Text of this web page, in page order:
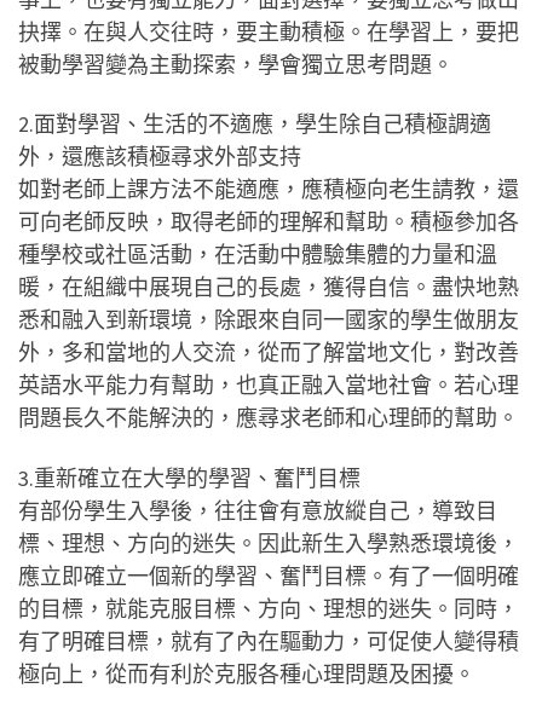
抉擇。在與人交往時，要主動積極。在學習上，要把
被動學習變為主動探索，學會獨立思考問題。
2.面對學習、生活的不適應，學生除自己積極調適
外，還應該積極尋求外部支持
如對老師上課方法不能適應，應積極向老生請教，還
可向老師反映，取得老師的理解和幫助。積極參加各
種學校或社區活動，在活動中體驗集體的力量和溫
暖，在組織中展現自己的長處，獲得自信。盡快地熟
悉和融入到新環境，除跟來自同一國家的學生做朋友
外，多和當地的人交流，從而了解當地文化，對改善
英語水平能力有幫助，也真正融入當地社會。若心理
問題長久不能解決的，應尋求老師和心理師的幫助。
3.重新確立在大學的學習、奮鬥目標
有部份學生入學後，往往會有意放縱自己，導致目
標、理想、方向的迷失。因此新生入學熟悉環境後，
應立即確立一個新的學習、奮鬥目標。有了一個明確
的目標，就能克服目標、方向、理想的迷失。同時，
有了明確目標，就有了內在驅動力，可促使人變得積
極向上，從而有利於克服各種心理問題及困擾。